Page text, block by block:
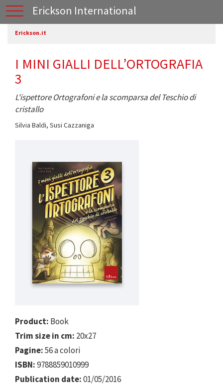
Erickson International
Erickson.it
I MINI GIALLI DELL’ORTOGRAFIA
3
L'ispettore Ortografoni e la scomparsa del Teschio di
cristallo
Silvia Baldi, Susi Cazzaniga
Product: Book
Trim size in cm: 20x27
Pagine:56 a colori
ISBN:9788859010999
Publication date:01/05/2016